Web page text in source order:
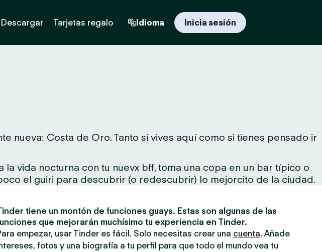
Descargar Tarjetas regalo Idioma Inicia sesión
nueva: Costa de Oro. Tanto si vives aquí como si tienes pensado ir
vida nocturna con tu nuevx bff, toma una copa en un bar típico o
el guiri para descubrir (o redescubrir) lo mejorcito de la ciudad.
tiene un montón de funciones guays. Estas son algunas de las
que mejorarán muchísimo tu experiencia en Tinder.
empezar, usar Tinder es fácil. Solo necesitas crear una cuenta. Añade
fotos y una biografía a tu perfil para que todo el mundo vea tu